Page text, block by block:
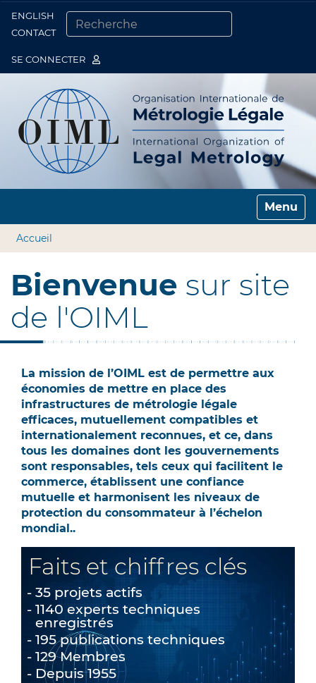
ENGLISH
CONTACT
SE CONNECTER
Toggle
Accueil
Bienvenue sur site
de l'OIML
La mission de l’OIML est de permettre aux
économies de mettre en place des
infrastructures de métrologie légale
efficaces, mutuellement compatibles et
internationalement reconnues, et ce, dans
tous les domaines dont les gouvernements
sont responsables, tels ceux qui facilitent le
commerce, établissent une confiance
mutuelle et harmonisent les niveaux de
protection du consommateur à l’échelon
mondial..
Faits et chiffres clés
35 projets actifs
1140 experts techniques
enregistrés
195 publications techniques
129 Membres
Depuis 1955